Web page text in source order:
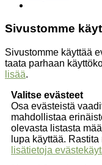
Sivustomme
Sivustomme käyttää
taata parhaan
lisää.
Valitse evästeet
Osa evästeistä
mahdollistaa
olevasta listasta
lupa käyttää.
lisätietoja